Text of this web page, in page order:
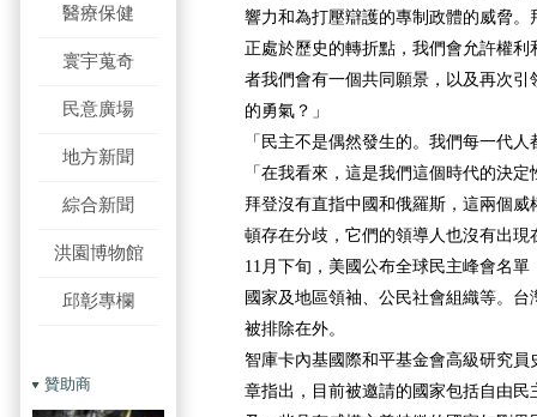
醫療保健
寰宇蒐奇
民意廣場
地方新聞
綜合新聞
洪園博物館
邱彰專欄
贊助商
響力和為打壓辯護的專制政體的威脅
正處於歷史的轉折點，我們會允許權
者我們會有一個共同願景，以及再次
的勇氣？」
「民主不是偶然發生的。我們每一代
「在我看來，這是我們這個時代的決定
拜登沒有直指中國和俄羅斯，這兩個
頓存在分歧，它們的領導人也沒有出現
11月下旬，美國公布全球民主峰會名單
國家及地區領袖、公民社會組織等。
被排除在外。
智庫卡內基國際和平基金會高級研究員
章指出，目前被邀請的國家包括自由